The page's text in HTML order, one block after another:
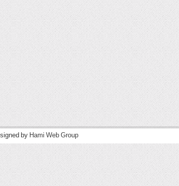
by Hami Web Group